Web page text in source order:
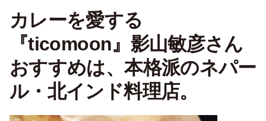
カレーを愛する
『ticomoon』影山敏彦さん
おすすめは、本格派のネパー
ル・北インド料理店。